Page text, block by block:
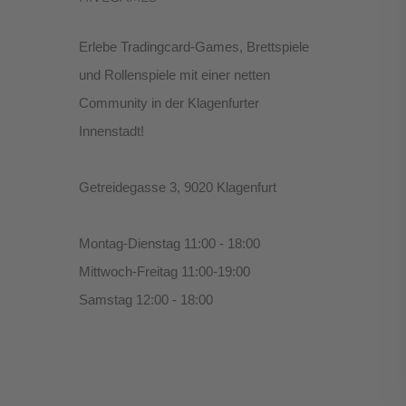
Erlebe Tradingcard-Games, Brettspiele
und Rollenspiele mit einer netten
Community in der Klagenfurter
Innenstadt!
Getreidegasse 3, 9020 Klagenfurt
Montag-Dienstag 11:00 - 18:00
Mittwoch-Freitag 11:00-19:00
Samstag 12:00 - 18:00